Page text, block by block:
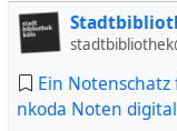
Ein
nkoda Noten